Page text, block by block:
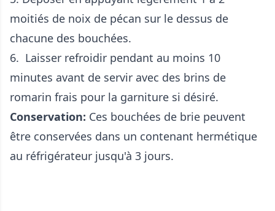
moitiés de noix de pécan sur le dessus de
chacune des bouchées.
6. Laisser refroidir pendant au moins 10
minutes avant de servir avec des brins de
romarin frais pour la garniture si désiré.
Conservation: Ces bouchées de brie peuvent
être conservées dans un contenant hermétique
au réfrigérateur jusqu'à 3 jours.